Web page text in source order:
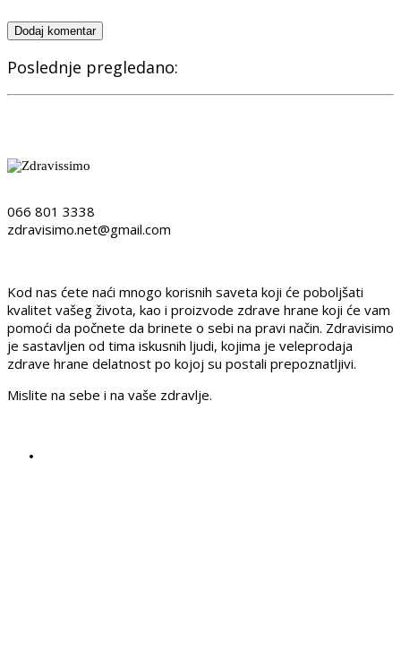
Dodaj komentar
Poslednje pregledano:
066 801 3338
zdravisimo.net@gmail.com
Kod nas ćete naći mnogo korisnih saveta koji će poboljšati
kvalitet vašeg života, kao i proizvode zdrave hrane koji će vam
pomoći da počnete da brinete o sebi na pravi način. Zdravisimo
je sastavljen od tima iskusnih ljudi, kojima je veleprodaja
zdrave hrane delatnost po kojoj su postali prepoznatljivi.
Mislite na sebe i na vaše zdravlje.